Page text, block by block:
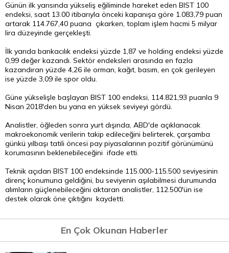
Günün ilk yarısında yükseliş eğiliminde hareket eden BIST 100
endeksi, saat 13.00 itibarıyla önceki kapanışa göre 1.083,79 puan
artarak 114.767,40 puana çıkarken, toplam işlem hacmi 5 milyar
lira düzeyinde gerçekleşti.
İlk yarıda bankacılık endeksi yüzde 1,87 ve holding endeksi yüzde
0,99 değer kazandı. Sektör endeksleri arasında en fazla
kazandıran yüzde 4,26 ile orman, kağıt, basım, en çok gerileyen
ise yüzde 3,09 ile spor oldu.
Güne yükselişle başlayan BIST 100 endeksi, 114.821,93 puanla 9
Nisan 2018'den bu yana en yüksek seviyeyi gördü.
Analistler, öğleden sonra yurt dışında, ABD'de açıklanacak
makroekonomik verilerin takip edileceğini belirterek, çarşamba
günkü yılbaşı tatili öncesi pay piyasalarının pozitif görünümünü
korumasının beklenebileceğini ifade etti.
Teknik açıdan BIST 100 endeksinde 115.000-115.500 seviyesinin
direnç konumuna geldiğini, bu seviyenin aşılabilmesi durumunda
alımların güçlenebileceğini aktaran analistler, 112.500'ün ise
destek olarak öne çıktığını kaydetti.
En Çok Okunan Haberler